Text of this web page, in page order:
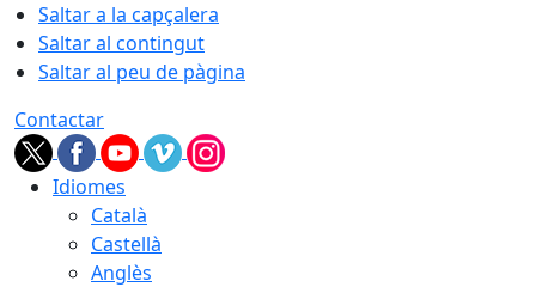
Saltar a la capçalera
Saltar al contingut
Saltar al peu de pàgina
Contactar
Idiomes
Català
Castellà
Anglès